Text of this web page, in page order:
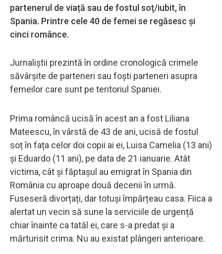
partenerul de viață sau de fostul soț/iubit, în
Spania. Printre cele 40 de femei se regăsesc și
cinci românce.
Jurnaliștii prezintă în ordine cronologică crimele
săvârșite de parteneri sau foști parteneri asupra
femeilor care sunt pe teritoriul Spaniei.
Prima româncă ucisă în acest an a fost Liliana
Mateescu, în vârstă de 43 de ani, ucisă de fostul
soț în fața celor doi copii ai ei, Luisa Camelia (13 ani)
și Eduardo (11 ani), pe data de 21 ianuarie. Atât
victima, cât și făptașul au emigrat în Spania din
România cu aproape două decenii în urmă.
Fuseseră divorțați, dar totuși împărțeau casa. Fiica a
alertat un vecin să sune la serviciile de urgență
chiar înainte ca tatăl ei, care s-a predat și a
mărturisit crima. Nu au existat plângeri anterioare.